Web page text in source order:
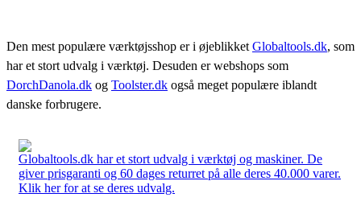
Den mest populære værktøjsshop er i øjeblikket Globaltools.dk, som
har et stort udvalg i værktøj. Desuden er webshops som
DorchDanola.dk og Toolster.dk også meget populære iblandt
danske forbrugere.
Globaltools.dk har et stort udvalg i værktøj og maskiner. De
giver prisgaranti og 60 dages returret på alle deres 40.000 varer.
Klik her for at se deres udvalg.